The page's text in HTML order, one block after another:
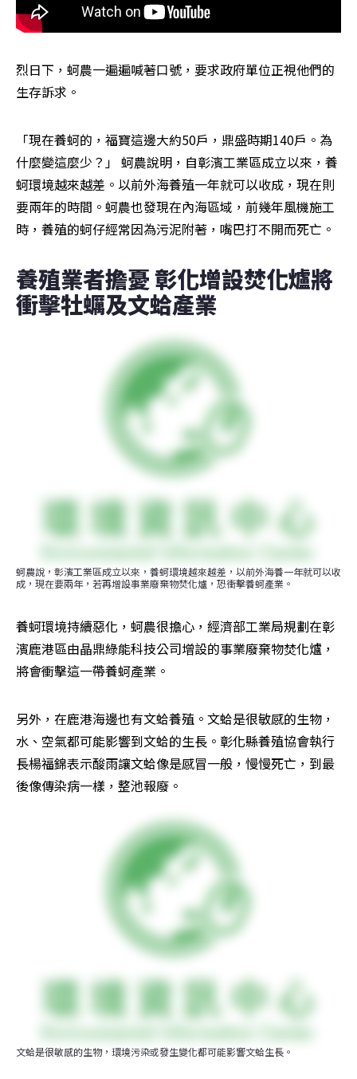
烈日下，蚵農一遍遍喊著口號，要求政府單位正視他們的
生存訴求。
「現在養蚵的，福寶這邊大約50戶，鼎盛時期140戶。為
什麼變這麼少？」 蚵農說明，自彰濱工業區成立以來，養
蚵環境越來越差。以前外海養殖一年就可以收成，現在則
要兩年的時間。蚵農也發現在內海區域，前幾年風機施工
時，養殖的蚵仔經常因為污泥附著，嘴巴打不開而死亡。
養殖業者擔憂 彰化增設焚化爐將
衝擊牡蠣及文蛤產業
蚵農說，彰濱工業區成立以來，養蚵環境越來越差，以前外海養一年就可以收
成，現在要兩年，若再增設事業廢棄物焚化爐，恐衝擊養蚵產業。
養蚵環境持續惡化，蚵農很擔心，經濟部工業局規劃在彰
濱鹿港區由晶鼎綠能科技公司增設的事業廢棄物焚化爐，
將會衝擊這一帶養蚵產業。
另外，在鹿港海邊也有文蛤養殖。文蛤是很敏感的生物，
水、空氣都可能影響到文蛤的生長。彰化縣養殖協會執行
長楊福錦表示酸雨讓文蛤像是感冒一般，慢慢死亡，到最
後像傳染病一樣，整池報廢。
文蛤是很敏感的生物，環境污染或發生變化都可能影響文蛤生長。